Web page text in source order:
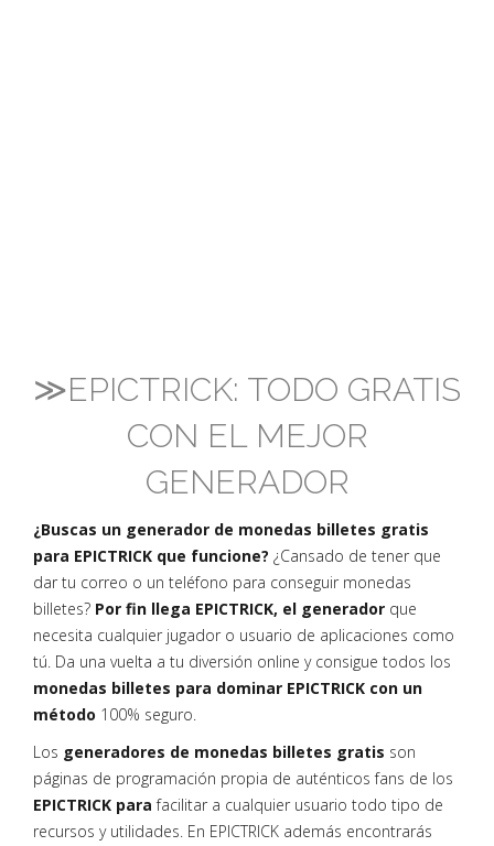
≫EPICTRICK: TODO GRATIS
CON EL MEJOR
GENERADOR
¿Buscas un generador de monedas billetes gratis
para EPICTRICK que funcione? ¿Cansado de tener que
dar tu correo o un teléfono para conseguir monedas
billetes? Por fin llega EPICTRICK, el generador que
necesita cualquier jugador o usuario de aplicaciones como
tú. Da una vuelta a tu diversión online y consigue todos los
monedas billetes para dominar EPICTRICK con un
método 100% seguro.
Los generadores de monedas billetes gratis son
páginas de programación propia de auténticos fans de los
EPICTRICK para facilitar a cualquier usuario todo tipo de
recursos y utilidades. En EPICTRICK además encontrarás